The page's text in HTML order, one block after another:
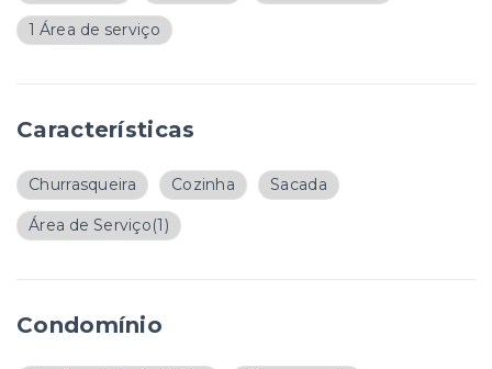
1 Área de serviço
Características
Churrasqueira Cozinha Sacada
Área de Serviço(1)
Condomínio